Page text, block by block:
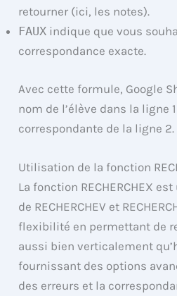
retourner (ici, les notes).
FAUX indique que vous
correspondance exacte.
Avec cette formule, Google
nom de l’élève dans la ligne
correspondante de la ligne 2.
Utilisation de la fonction
La fonction RECHERCHEX
de RECHERCHEV et
flexibilité en permettant de
aussi bien verticalement
fournissant des options
des erreurs et la